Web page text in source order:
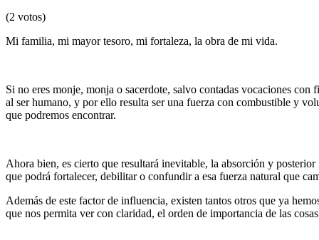
(2 votos)
Mi familia, mi mayor tesoro, mi fortaleza, la obra de mi vida.
Si no eres monje, monja o sacerdote, salvo contadas vocaciones
al ser humano, y por ello resulta ser una fuerza con combustible y
que podremos encontrar.
Ahora bien, es cierto que resultará inevitable, la absorción y
que podrá fortalecer, debilitar o confundir a esa fuerza natural que
Además de este factor de influencia, existen tantos otros que ya
que nos permita ver con claridad, el orden de importancia de las